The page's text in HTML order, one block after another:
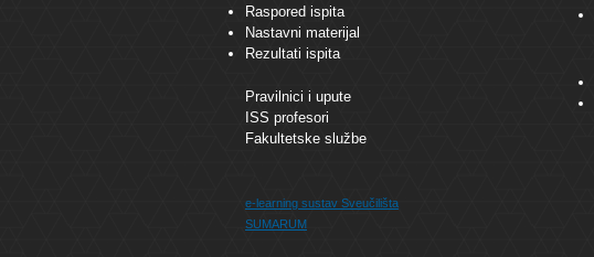
Raspored ispita
Nastavni materijal
Rezultati ispita
Pravilnici i upute
ISS profesori
Fakultetske službe
e-learning sustav Sveučilišta
SUMARUM